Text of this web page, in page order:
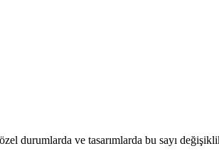
durumlarda ve tasarımlarda bu sayı